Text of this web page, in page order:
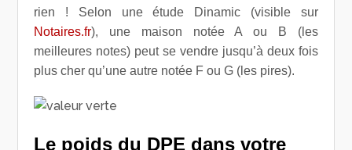
rien ! Selon une étude Dinamic (visible sur
Notaires.fr), une maison notée A ou B (les
meilleures notes) peut se vendre jusqu’à deux fois
plus cher qu’une autre notée F ou G (les pires).
Le poids du DPE dans votre